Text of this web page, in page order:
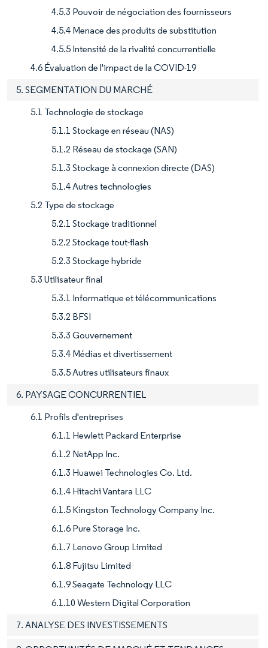
4.5.3 Pouvoir de négociation des fournisseurs
4.5.4 Menace des produits de substitution
4.5.5 Intensité de la rivalité concurrentielle
4.6 Évaluation de l'impact de la COVID-19
5. SEGMENTATION DU MARCHÉ
5.1 Technologie de stockage
5.1.1 Stockage en réseau (NAS)
5.1.2 Réseau de stockage (SAN)
5.1.3 Stockage à connexion directe (DAS)
5.1.4 Autres technologies
5.2 Type de stockage
5.2.1 Stockage traditionnel
5.2.2 Stockage tout-flash
5.2.3 Stockage hybride
5.3 Utilisateur final
5.3.1 Informatique et télécommunications
5.3.2 BFSI
5.3.3 Gouvernement
5.3.4 Médias et divertissement
5.3.5 Autres utilisateurs finaux
6. PAYSAGE CONCURRENTIEL
6.1 Profils d'entreprises
6.1.1 Hewlett Packard Enterprise
6.1.2 NetApp Inc.
6.1.3 Huawei Technologies Co. Ltd.
6.1.4 Hitachi Vantara LLC
6.1.5 Kingston Technology Company Inc.
6.1.6 Pure Storage Inc.
6.1.7 Lenovo Group Limited
6.1.8 Fujitsu Limited
6.1.9 Seagate Technology LLC
6.1.10 Western Digital Corporation
7. ANALYSE DES INVESTISSEMENTS